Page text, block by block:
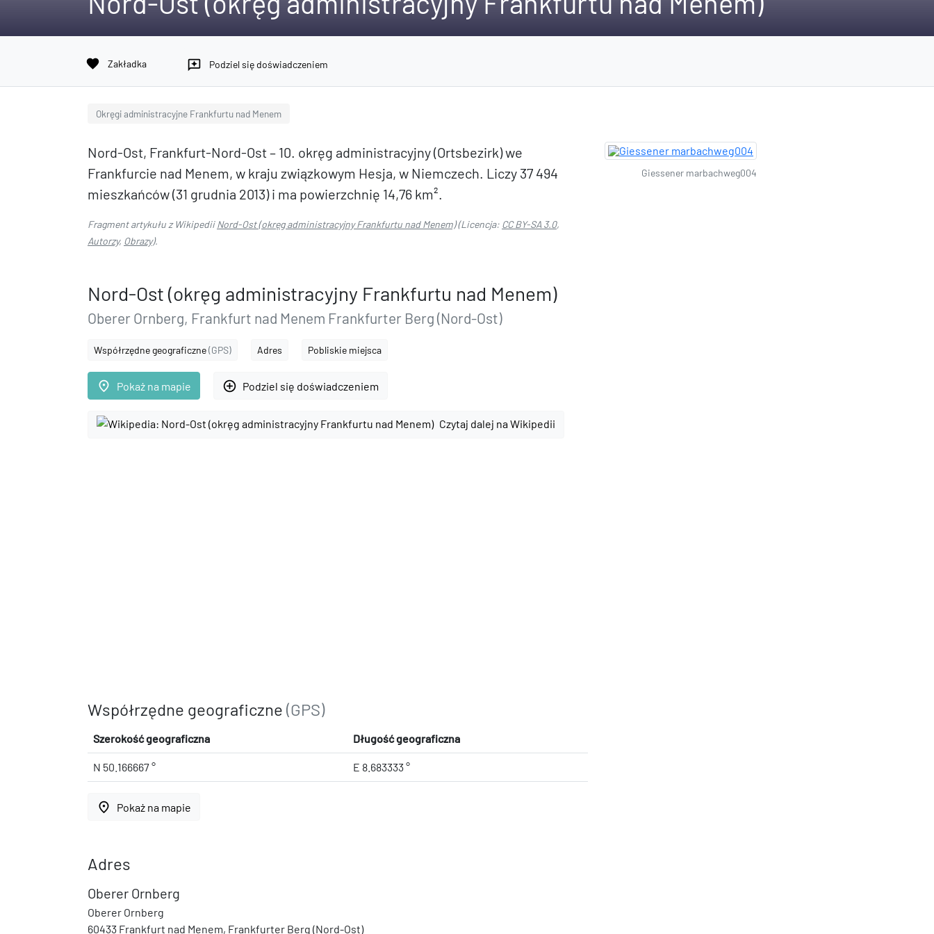
favorite Zakładka reviews Podziel się doświadczeniem
Okręgi administracyjne Frankfurtu nad Menem
Nord-Ost, Frankfurt-Nord-Ost – 10. okręg administracyjny (Ortsbezirk) we
Frankfurcie nad Menem, w kraju związkowym Hesja, w Niemczech. Liczy 37 494
mieszkańców (31 grudnia 2013) i ma powierzchnię 14,76 km².
Fragment artykułu z WikipediiNord-Ost (okręg administracyjny Frankfurtu nad Menem)(Licencja: CC BY-SA 3.0,
Autorzy, Obrazy).
Nord-Ost (okręg administracyjny Frankfurtu nad Menem)
Oberer Ornberg, Frankfurt nad Menem Frankfurter Berg (Nord-Ost)
Współrzędne geograficzne(GPS) Adres Pobliskie miejsca
place Pokaż na mapie add_circle_outline Podziel się doświadczeniem
Czytaj dalej na Wikipedii
Współrzędne geograficzne (GPS)
Szerokość geograficzna Długość geograficzna
N 50.166667 ° E 8.683333 °
place Pokaż na mapie
Adres
Oberer Ornberg
Oberer Ornberg
60433 Frankfurt nad Menem, Frankfurter Berg (Nord-Ost)
Giessener marbachweg004